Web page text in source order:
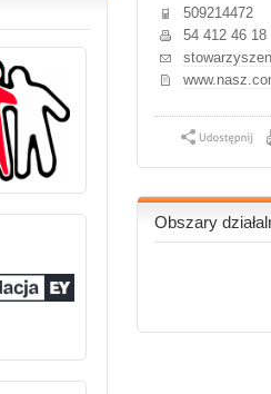
509214472
54 412 46 18
Obszary